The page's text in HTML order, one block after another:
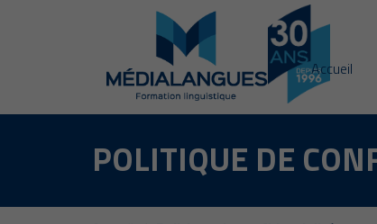
Accueil
POLITIQUE DE